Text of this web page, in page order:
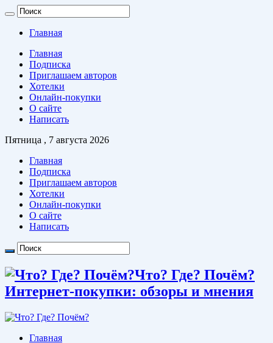
Главная
Главная
Подписка
Приглашаем авторов
Хотелки
Онлайн-покупки
О сайте
Написать
Пятница , 7 августа 2026
Главная
Подписка
Приглашаем авторов
Хотелки
Онлайн-покупки
О сайте
Написать
Что? Где? Почём?
Интернет-покупки: обзоры и мнения
Главная